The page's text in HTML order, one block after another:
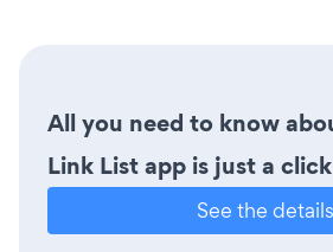
All you need to know
Link List app is just a
See the details